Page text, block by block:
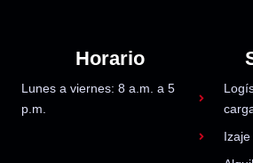
Horario
Lunes a viernes: 8 a.m. a 5
p.m.